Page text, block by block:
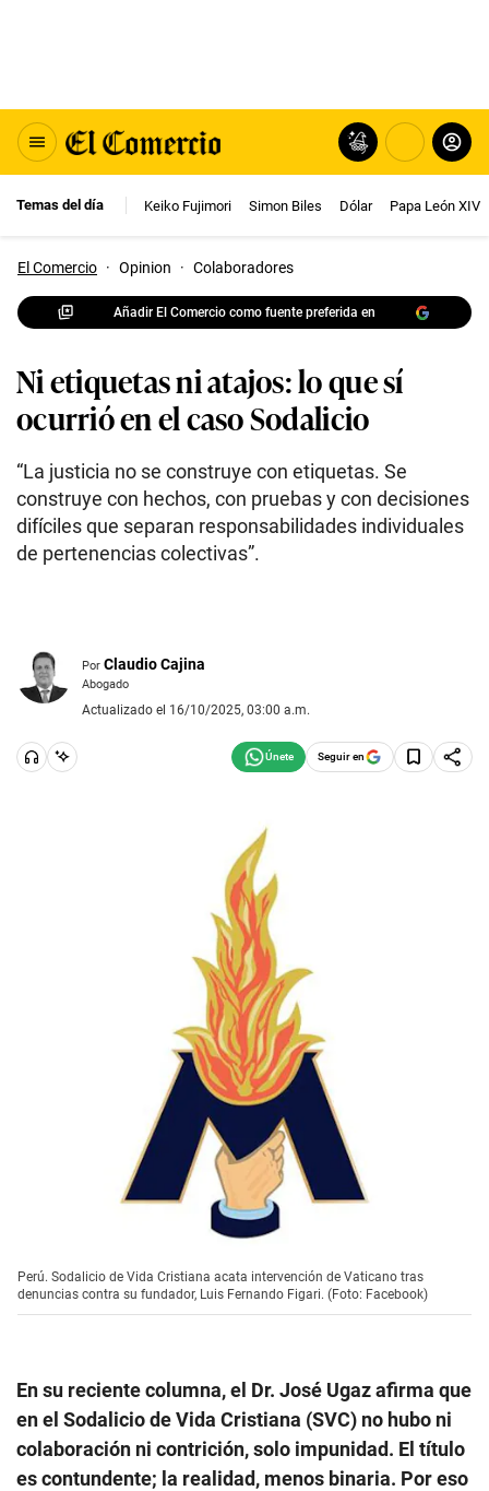
Temas del día Keiko Fujimori Simon Biles Dólar Papa León XIV
El Comercio · Opinion · Colaboradores
Añadir El Comercio como fuente preferida en
Ni etiquetas ni atajos: lo que sí
ocurrió en el caso Sodalicio
“La justicia no se construye con etiquetas. Se
construye con hechos, con pruebas y con decisiones
difíciles que separan responsabilidades individuales
de pertenencias colectivas”.
Por Claudio Cajina
Abogado
Actualizado el 16/10/2025, 03:00 a.m.
Seguir en
Perú. Sodalicio de Vida Cristiana acata intervención de Vaticano tras
denuncias contra su fundador, Luis Fernando Figari. (Foto: Facebook)
En su reciente columna, el Dr. José Ugaz afirma que
en el Sodalicio de Vida Cristiana (SVC) no hubo ni
colaboración ni contrición, solo impunidad. El título
es contundente; la realidad, menos binaria. Por eso